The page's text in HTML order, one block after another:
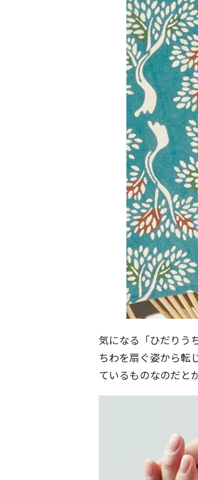
気になる「ひだりう
ちわを扇ぐ姿から転
ているものなのだと